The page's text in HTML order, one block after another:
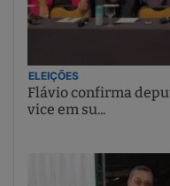
ELEIÇÕES
Flávio confirma
vice em su...